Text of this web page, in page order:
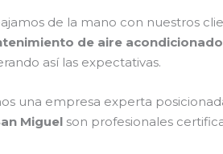
de la mano con nuestros
de aire
así las expectativas.
una empresa experta
Miguel son profesionales